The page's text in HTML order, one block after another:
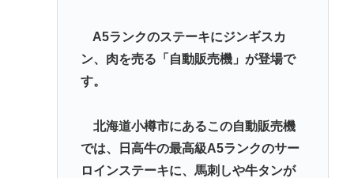
出せ。そいつが負けたら滅ぼす」👈誰を出す？
【安倍朗報】よく考えたら日本中を焦土にしたアメ
リカと戦後友好関係築いてるのって奇跡だよな
党してケジメをつけろ
【岡山】ネット販売で捕まった男、シャインマスカ
ット盗難の手口
A5ランクのステーキにジンギスカ
ン、肉を売る「自動販売機」が登場で
す。
北海道小樽市にあるこの自動販売機
では、日高牛の最高級A5ランクのサー
ロインステーキに、馬刺しや牛タンが